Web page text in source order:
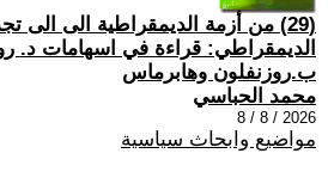
(29) من أزمة الديمقراطية الى الى
الديمقراطي: قراءة في اسهامات د.
ب.روزنفلون وهابرماس
محمد الحباسي
2026 / 8 / 8
مواضيع وابحاث سياسية